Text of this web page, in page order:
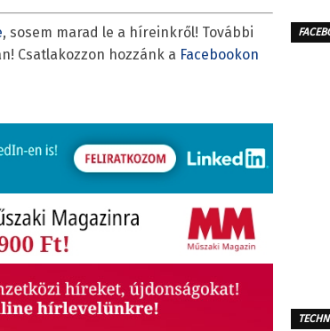
, sosem marad le a híreinkről! További
Csatlakozzon hozzánk a Facebookon